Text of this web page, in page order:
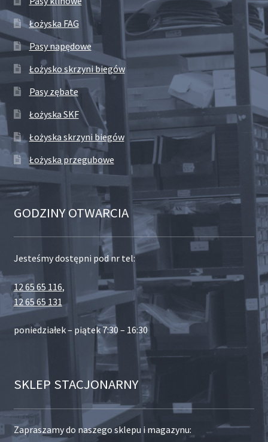
Łożyska FAG
Pasy napędowe
Łożysko skrzyni biegów
Pasy zębate
Łożyska SKF
Łożyska skrzyni biegów
Łożyska przegubowe
GODZINY OTWARCIA
Jesteśmy dostępni pod nr tel:
12 65 65 116,
12 65 65 131
poniedziałek – piątek 7:30 – 16:30
SKLEP STACJONARNY
Zapraszamy do naszego sklepu i magazynu: